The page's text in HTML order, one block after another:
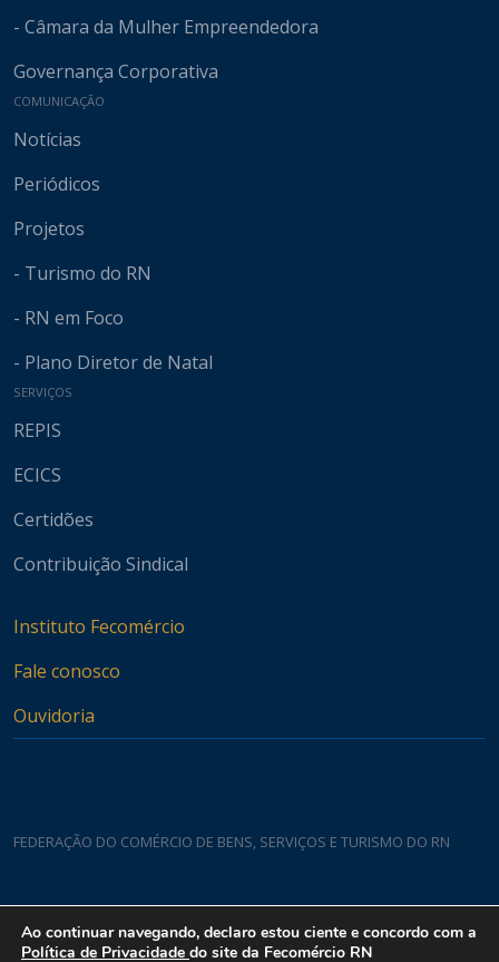
- Câmara da Mulher Empreendedora
Governança Corporativa
COMUNICAÇÃO
Notícias
Periódicos
Projetos
- Turismo do RN
- RN em Foco
- Plano Diretor de Natal
SERVIÇOS
REPIS
ECICS
Certidões
Contribuição Sindical
Instituto Fecomércio
Fale conosco
Ouvidoria
FEDERAÇÃO DO COMÉRCIO DE BENS, SERVIÇOS E TURISMO DO RN
Rua Padre João Damasceno, 1935 - Lagoa Nova CEP 59075-760
Ao continuar navegando, declaro estou ciente e concordo com a
Política de Privacidade do site da Fecomércio RN